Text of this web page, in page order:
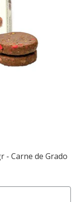
- Carne de Grado